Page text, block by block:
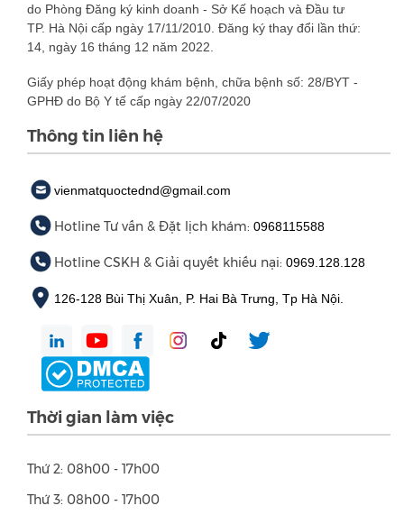
do Phòng Đăng ký kinh doanh - Sở Kế hoạch và Đầu tư
TP. Hà Nội cấp ngày 17/11/2010. Đăng ký thay đổi lần thứ:
14, ngày 16 tháng 12 năm 2022.
Giấy phép hoạt động khám bệnh, chữa bệnh số: 28/BYT -
GPHĐ do Bộ Y tế cấp ngày 22/07/2020
Thông tin liên hệ
vienmatquoctednd@gmail.com
Hotline Tư vấn & Đặt lịch khám: 0968115588
Hotline CSKH & Giải quyết khiếu nại: 0969.128.128
126-128 Bùi Thị Xuân, P. Hai Bà Trưng, Tp Hà Nội.
Thời gian làm việc
Thứ 2: 08h00 - 17h00
Thứ 3: 08h00 - 17h00